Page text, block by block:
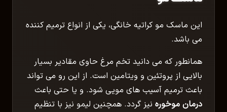
این ماسک مو کراتیه خانگی، یکی از انواع ترمیم کننده
می باشد.
همانطور که می دانید تخم مرغ حاوی مقادیر بسیار
بالایی از پروتئین و ویتامین است. از این رو می تواند
باعث ترمیم آسیب های مویی شود. و یا حتی باعث
درمان موخوره نیز گردد. همچنین لیمو نیز با تنظیم